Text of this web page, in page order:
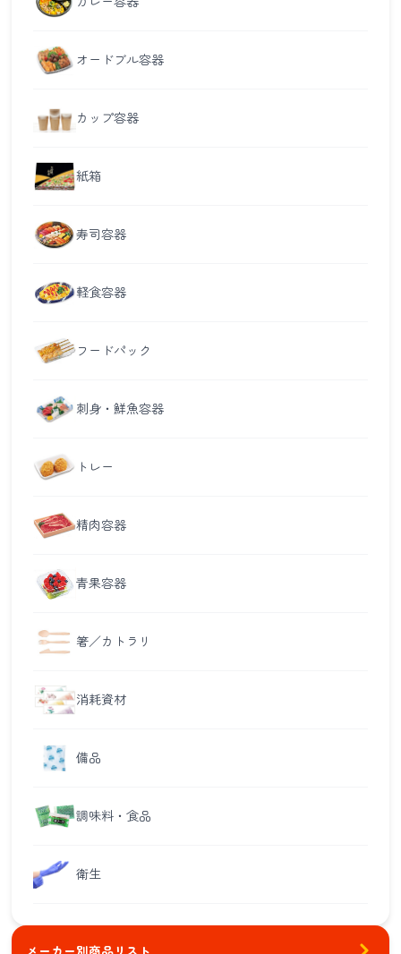
オードブル容器
カップ容器
紙箱
寿司容器
軽食容器
フードパック
刺身・鮮魚容器
トレー
精肉容器
青果容器
箸／カトラリ
消耗資材
備品
調味料・食品
衛生
メーカー別商品リスト